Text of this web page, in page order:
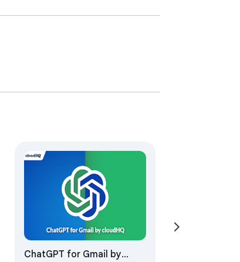
podría causar exposición.
deben permanecer confidenciales
con clientes que necesitan prueba
de la organización.
con compradores y
de revisión.
internas.
ChatGPT for Gmail by